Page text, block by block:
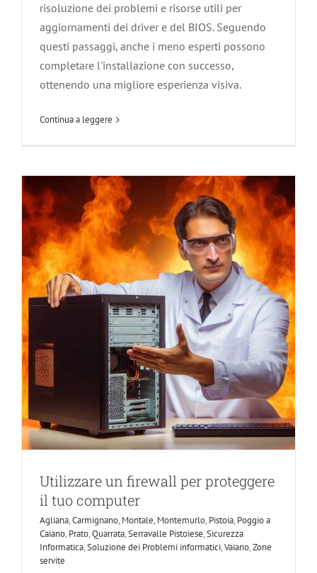
risoluzione dei problemi e risorse utili per
aggiornamenti dei driver e del BIOS. Seguendo
questi passaggi, anche i meno esperti possono
completare l'installazione con successo,
ottenendo una migliore esperienza visiva.
Continua a leggere
Utilizzare un firewall per proteggere il
tuo computer
Caiano Prato Quarrata Serravalle Pistoiese Sicurezza
Informatica Soluzione dei Problemi informatici Vaiano
Utilizzare un firewall per proteggere
il tuo computer
Agliana,Carmignano, Montale, Montemurlo, Pistoia, Poggio a
Caiano, Prato,Quarrata,Serravalle Pistoiese,Sicurezza
Informatica,Soluzione dei Problemi informatici,Vaiano,Zone
servite